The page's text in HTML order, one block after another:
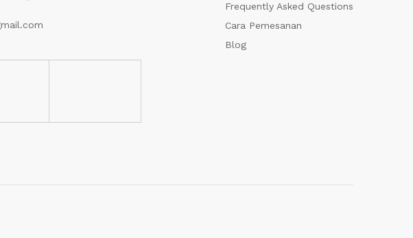
Frequently Asked Questions
Cara Pemesanan
Blog